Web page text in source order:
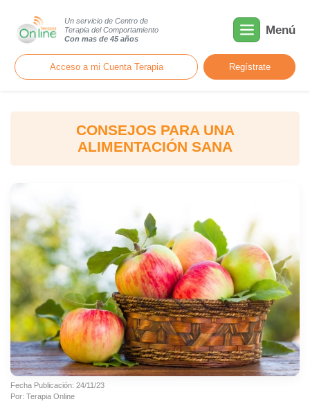
Un servicio de Centro de
Terapia del Comportamiento
Con mas de 45 años
Menú
Acceso a mi Cuenta Terapia Regístrate
CONSEJOS PARA UNA
ALIMENTACIÓN SANA
Fecha Publicación: 24/11/23
Por: Terapia Online